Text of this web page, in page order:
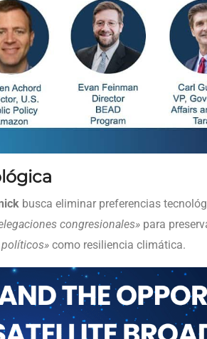
busca eliminar preferencias
congresionales» para
como resiliencia climática.